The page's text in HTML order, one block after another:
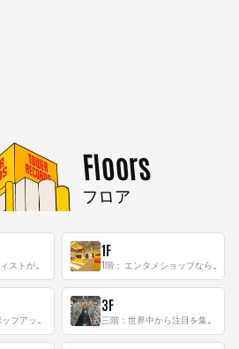
Floors
フロア
1F
3F